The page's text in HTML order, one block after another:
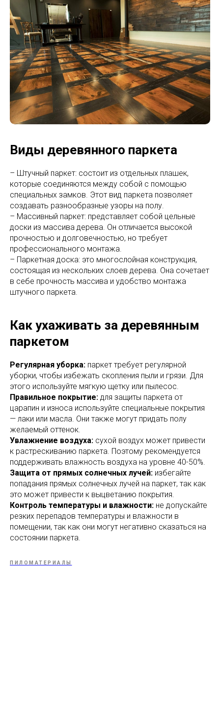
Виды деревянного паркета
– Штучный паркет: состоит из отдельных плашек,
которые соединяются между собой с помощью
специальных замков. Этот вид паркета позволяет
создавать разнообразные узоры на полу.
– Массивный паркет: представляет собой цельные
доски из массива дерева. Он отличается высокой
прочностью и долговечностью, но требует
профессионального монтажа.
– Паркетная доска: это многослойная конструкция,
состоящая из нескольких слоев дерева. Она сочетает
в себе прочность массива и удобство монтажа
штучного паркета.
Как ухаживать за деревянным
паркетом
Регулярная уборка: паркет требует регулярной
уборки, чтобы избежать скопления пыли и грязи. Для
этого используйте мягкую щетку или пылесос.
Правильное покрытие: для защиты паркета от
царапин и износа используйте специальные покрытия
— лаки или масла. Они также могут придать полу
желаемый оттенок.
Увлажнение воздуха: сухой воздух может привести
к растрескиванию паркета. Поэтому рекомендуется
поддерживать влажность воздуха на уровне 40-50%.
Защита от прямых солнечных лучей: избегайте
попадания прямых солнечных лучей на паркет, так как
это может привести к выцветанию покрытия.
Контроль температуры и влажности: не допускайте
резких перепадов температуры и влажности в
помещении, так как они могут негативно сказаться на
состоянии паркета.
ПИЛОМАТЕРИАЛЫ